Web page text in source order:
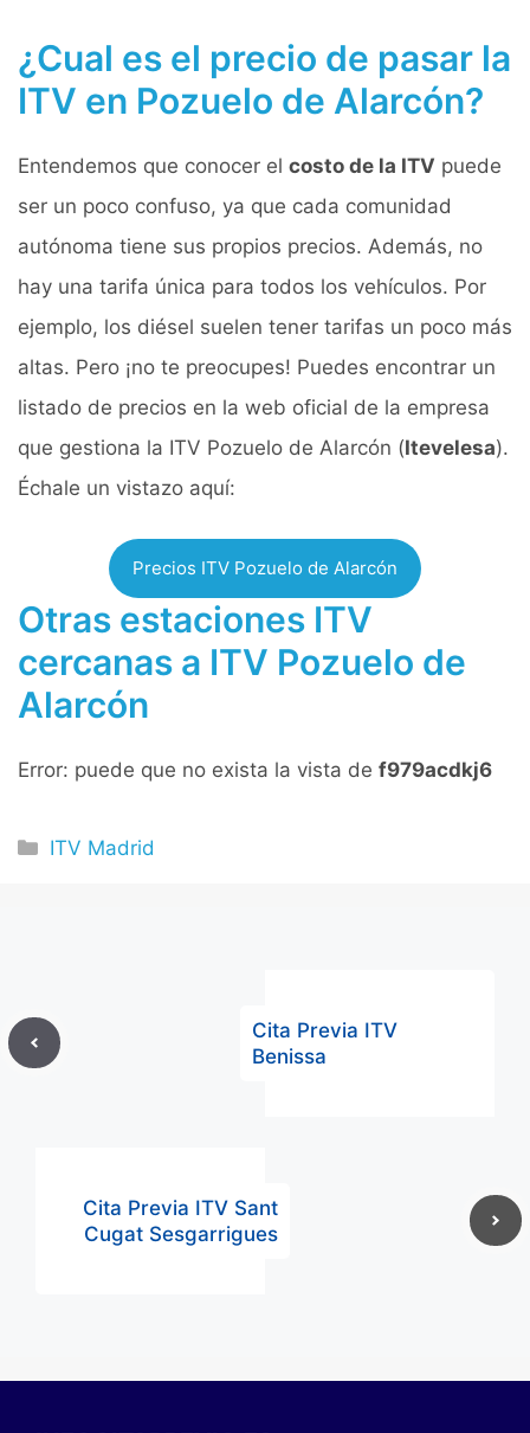
¿Cual es el precio de pasar la
ITV en Pozuelo de Alarcón?
Entendemos que conocer el costo de la ITV puede
ser un poco confuso, ya que cada comunidad
autónoma tiene sus propios precios. Además, no
hay una tarifa única para todos los vehículos. Por
ejemplo, los diésel suelen tener tarifas un poco más
altas. Pero ¡no te preocupes! Puedes encontrar un
listado de precios en la web oficial de la empresa
que gestiona la ITV Pozuelo de Alarcón (Itevelesa).
Échale un vistazo aquí:
Precios ITV Pozuelo de Alarcón
Otras estaciones ITV
cercanas a ITV Pozuelo de
Alarcón
Error: puede que no exista la vista de f979acdkj6
Categorías
ITV Madrid
Cita Previa ITV
Benissa
Cita Previa ITV Sant
Cugat Sesgarrigues